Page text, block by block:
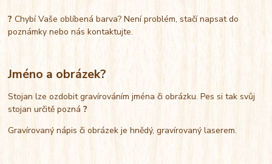
?Chybí Vaše oblíbená barva? Není problém, stačí napsat do
poznámky nebo nás kontaktujte.
Jméno a obrázek?
Stojan lze ozdobit gravírováním jména či obrázku. Pes si tak svůj
stojan určitě pozná?
Gravírovaný nápis či obrázek je hnědý, gravírovaný laserem.